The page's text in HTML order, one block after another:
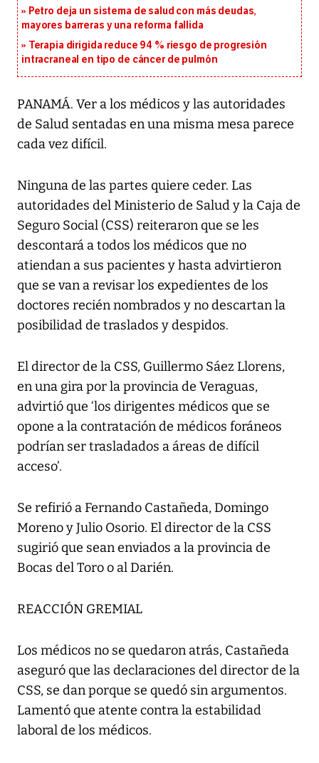
Petro deja un sistema de salud con más deudas,
mayores barreras y una reforma fallida
Terapia dirigida reduce 94 % riesgo de progresión
intracraneal en tipo de cáncer de pulmón
PANAMÁ. Ver a los médicos y las autoridades
de Salud sentadas en una misma mesa parece
cada vez difícil.
Ninguna de las partes quiere ceder. Las
autoridades del Ministerio de Salud y la Caja de
Seguro Social (CSS) reiteraron que se les
descontará a todos los médicos que no
atiendan a sus pacientes y hasta advirtieron
que se van a revisar los expedientes de los
doctores recién nombrados y no descartan la
posibilidad de traslados y despidos.
El director de la CSS, Guillermo Sáez Llorens,
en una gira por la provincia de Veraguas,
advirtió que ‘los dirigentes médicos que se
opone a la contratación de médicos foráneos
podrían ser trasladados a áreas de difícil
acceso’.
Se refirió a Fernando Castañeda, Domingo
Moreno y Julio Osorio. El director de la CSS
sugirió que sean enviados a la provincia de
Bocas del Toro o al Darién.
REACCIÓN GREMIAL
Los médicos no se quedaron atrás, Castañeda
aseguró que las declaraciones del director de la
CSS, se dan porque se quedó sin argumentos.
Lamentó que atente contra la estabilidad
laboral de los médicos.